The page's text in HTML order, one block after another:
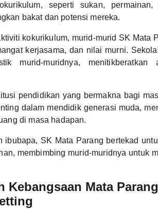
seperti sukan,
bakat dan potensi mereka.
kokurikulum, murid-murid SK Mata
kerjasama, dan nilai murni.
murid-muridnya, menitikberatkan
pendidikan yang bermakna bagi
dalam mendidik generasi muda,
di masa hadapan.
ibubapa, SK Mata Parang bertekad
membimbing murid-muridnya untuk
Kebangsaan Mata